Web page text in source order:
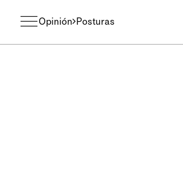
Opinión Posturas